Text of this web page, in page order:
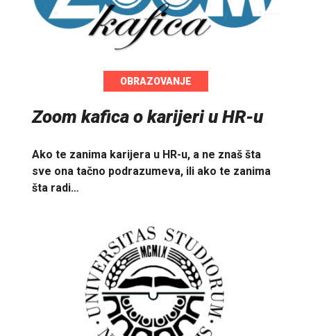
OBRAZOVANJE
Zoom kafica o karijeri u HR-u
Ako te zanima karijera u HR-u, a ne znaš šta
sve ona tačno podrazumeva, ili ako te zanima
šta radi…